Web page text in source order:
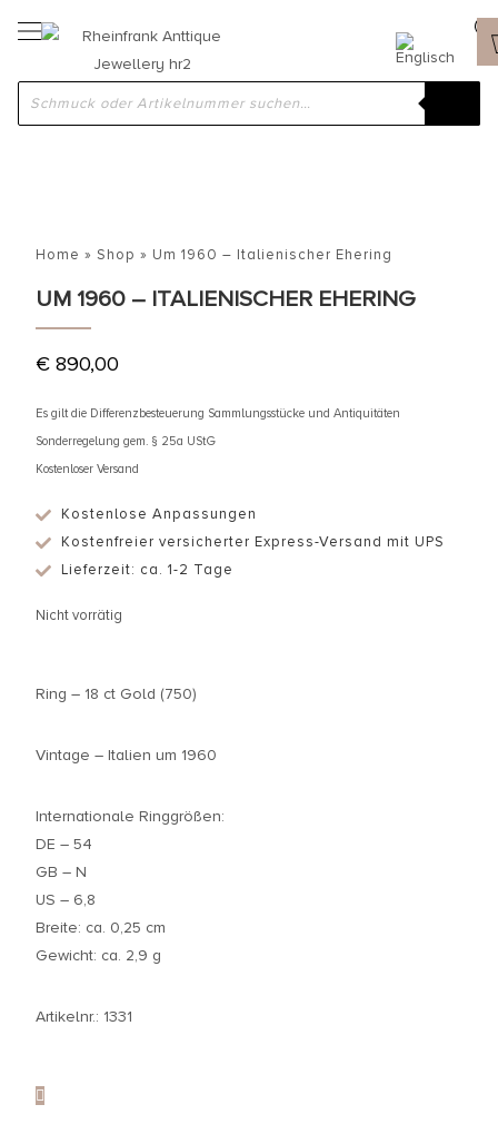
Home » Shop » Um 1960 – Italienischer Ehering
UM 1960 – ITALIENISCHER EHERING
€ 890,00
Es gilt die Differenzbesteuerung Sammlungsstücke und Antiquitäten
Sonderregelung gem. § 25a UStG
Kostenloser Versand
Kostenlose Anpassungen
Kostenfreier versicherter Express-Versand mit UPS
Lieferzeit: ca. 1-2 Tage
Nicht vorrätig
Ring – 18 ct Gold (750)
Vintage – Italien um 1960
Internationale Ringgrößen:
DE – 54
GB – N
US – 6,8
Breite: ca. 0,25 cm
Gewicht: ca. 2,9 g
Artikelnr.: 1331